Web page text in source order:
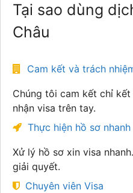
Tại sao dùng
Châu
Cam kết và trách
Chúng tôi cam kết chỉ
nhận visa trên tay.
Thực hiện hồ sơ nhanh
Xử lý hồ sơ xin visa
giải quyết.
Chuyên viên Visa